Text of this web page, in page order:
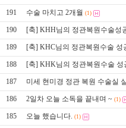
191 수술 마치고 2개월 (1)
190 [축] KHH님의 정관복원수술
189 [축] KHC님의 정관복원수술
188 [축] KHK님의 정관복원수술
187 미세 현미경 정관 복원 수술실
186 2일차 오늘 소독을 끝내며 ~ (1)
185 오늘 했습니다. (1)